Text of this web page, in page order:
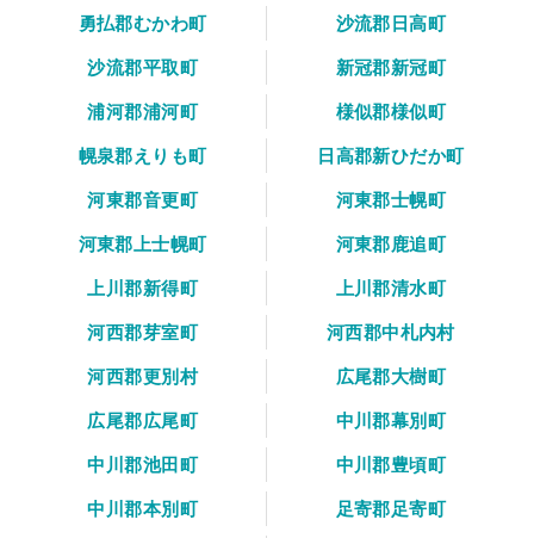
勇払郡むかわ町
沙流郡日高町
沙流郡平取町
新冠郡新冠町
浦河郡浦河町
様似郡様似町
幌泉郡えりも町
日高郡新ひだか町
河東郡音更町
河東郡士幌町
河東郡上士幌町
河東郡鹿追町
上川郡新得町
上川郡清水町
河西郡芽室町
河西郡中札内村
河西郡更別村
広尾郡大樹町
広尾郡広尾町
中川郡幕別町
中川郡池田町
中川郡豊頃町
中川郡本別町
足寄郡足寄町